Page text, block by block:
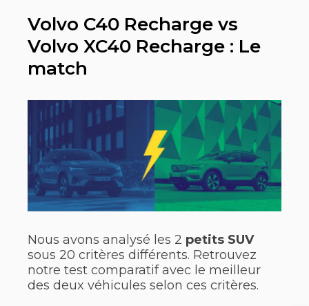
Volvo C40 Recharge vs
Volvo XC40 Recharge : Le
match
Nous avons analysé les 2 petits SUV
sous 20 critères différents. Retrouvez
notre test comparatif avec le meilleur
des deux véhicules selon ces critères.